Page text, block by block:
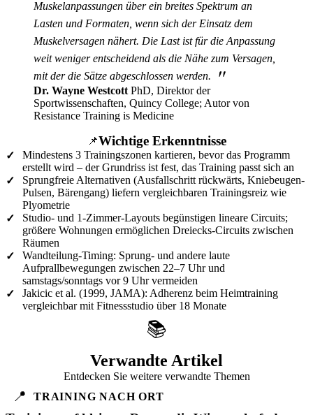
Muskelanpassungen über ein breites Spektrum an
Lasten und Formaten, wenn sich der Einsatz dem
Muskelversagen nähert. Die Last ist für die Anpassung
weit weniger entscheidend als die Nähe zum Versagen,
mit der die Sätze abgeschlossen werden.
"
Dr. Wayne Westcott PhD, Direktor der
Sportwissenschaften, Quincy College; Autor von
Resistance Training is Medicine
📌Wichtige Erkenntnisse
✓
Mindestens 3 Trainingszonen kartieren, bevor das Programm
erstellt wird – der Grundriss ist fest, das Training passt sich an
✓
Sprungfreie Alternativen (Ausfallschritt rückwärts, Kniebeugen-
Pulsen, Bärengang) liefern vergleichbaren Trainingsreiz wie
Plyometrie
✓
Studio- und 1-Zimmer-Layouts begünstigen lineare Circuits;
größere Wohnungen ermöglichen Dreiecks-Circuits zwischen
Räumen
✓
Wandteilung-Timing: Sprung- und andere laute
Aufprallbewegungen zwischen 22–7 Uhr und
samstags/sonntags vor 9 Uhr vermeiden
✓
Jakicic et al. (1999, JAMA): Adherenz beim Heimtraining
vergleichbar mit Fitnessstudio über 18 Monate
📚
Verwandte Artikel
Entdecken Sie weitere verwandte Themen
📍 TRAINING NACH ORT